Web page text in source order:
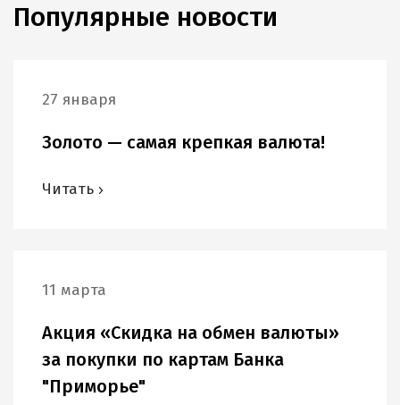
Популярные новости
27 января
Золото — самая крепкая валюта!
Читать
11 марта
Акция «Скидка на обмен валюты»
за покупки по картам Банка
"Приморье"